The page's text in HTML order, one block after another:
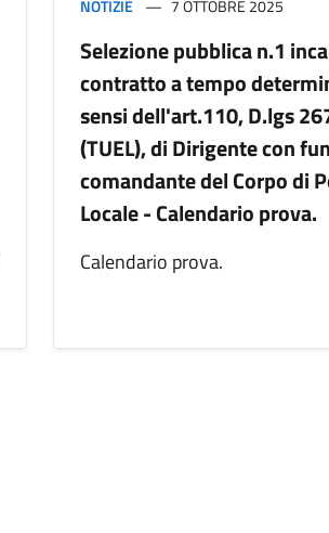
NOTIZIE 7 OTTOBRE 2025
Selezione pubblica n.1
contratto a tempo
sensi dell'art.110, D.lgs
(TUEL), di Dirigente con
comandante del Corpo di
Locale - Calendario prova.
Calendario prova.